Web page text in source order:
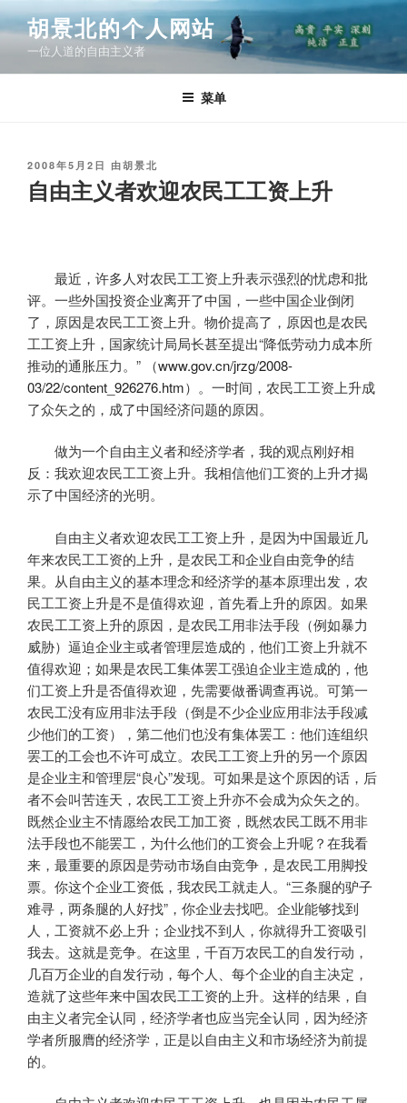
跳
至
容
胡景北的个人网站
一位人道的自由主义者
菜单
发
布
于
2008年5月2日 由胡景北
自由主义者欢迎农民工工资上升
最近，许多人对农民工工资上升表示强烈的忧虑和批
评。一些外国投资企业离开了中国，一些中国企业倒闭
了，原因是农民工工资上升。物价提高了，原因也是农民
工工资上升，国家统计局局长甚至提出“降低劳动力成本所
推动的通胀压力。”
（www.gov.cn/jrzg/2008-
03/22/content_926276.htm）。一时间，农民工工资上升成
了众矢之的，成了中国经济问题的原因。
做为一个自由主义者和经济学者，我的观点刚好相
反：我欢迎农民工工资上升。我相信他们工资的上升才揭
示了中国经济的光明。
自由主义者欢迎农民工工资上升，是因为中国最近几
年来农民工工资的上升，是农民工和企业自由竞争的结
果。从自由主义的基本理念和经济学的基本原理出发，农
民工工资上升是不是值得欢迎，首先看上升的原因。如果
农民工工资上升的原因，是农民工用非法手段（例如暴力
威胁）逼迫企业主或者管理层造成的，他们工资上升就不
值得欢迎；如果是农民工集体罢工强迫企业主造成的，他
们工资上升是否值得欢迎，先需要做番调查再说。可第一
农民工没有应用非法手段（倒是不少企业应用非法手段减
少他们的工资），第二他们也没有集体罢工：他们连组织
罢工的工会也不许可成立。农民工工资上升的另一个原因
是企业主和管理层“良心”发现。可如果是这个原因的话，后
者不会叫苦连天，农民工工资上升亦不会成为众矢之的。
既然企业主不情愿给农民工加工资，既然农民工既不用非
法手段也不能罢工，为什么他们的工资会上升呢？在我看
来，最重要的原因是劳动市场自由竞争，是农民工用脚投
票。你这个企业工资低，我农民工就走人。“三条腿的驴子
难寻，两条腿的人好找”，你企业去找吧。企业能够找到
人，工资就不必上升；企业找不到人，你就得升工资吸引
我去。这就是竞争。在这里，千百万农民工的自发行动，
几百万企业的自发行动，每个人、每个企业的自主决定，
造就了这些年来中国农民工工资的上升。这样的结果，自
由主义者完全认同，经济学者也应当完全认同，因为经济
学者所服膺的经济学，正是以自由主义和市场经济为前提
的。